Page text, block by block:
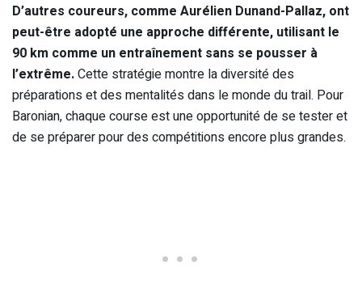
D’autres coureurs, comme Aurélien Dunand-Pallaz, ont
peut-être adopté une approche différente, utilisant le
90 km comme un entraînement sans se pousser à
l’extrême.Cette stratégie montre la diversité des
préparations et des mentalités dans le monde du trail. Pour
Baronian, chaque course est une opportunité de se tester et
de se préparer pour des compétitions encore plus grandes.